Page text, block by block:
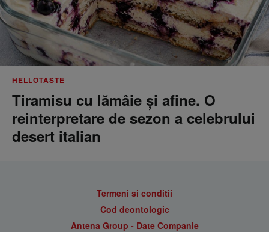
HELLOTASTE
Tiramisu cu lămâie și afine. O
reinterpretare de sezon a celebrului
desert italian
Termeni si conditii
Cod deontologic
Antena Group - Date Companie